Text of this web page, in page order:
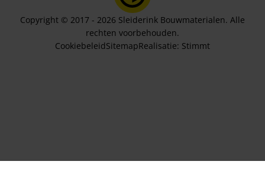
Copyright © 2017 - 2026 Sleiderink Bouwmaterialen. Alle
rechten voorbehouden.
CookiebeleidSitemapRealisatie: Stimmt